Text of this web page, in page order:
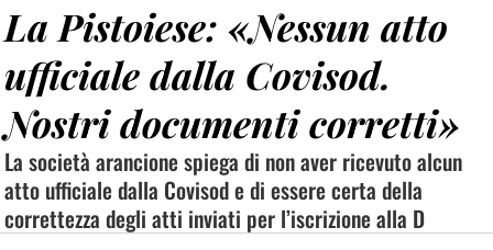
La Pistoiese: «Nessun atto
ufficiale dalla Covisod.
Nostri documenti corretti»
La società arancione spiega di non aver ricevuto alcun
atto ufficiale dalla Covisod e di essere certa della
correttezza degli atti inviati per l’iscrizione alla D